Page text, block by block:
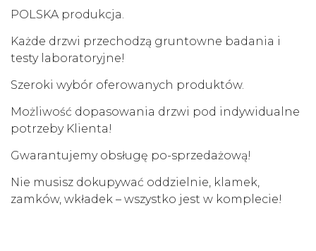
POLSKA produkcja.
Każde drzwi przechodzą gruntowne badania i
testy laboratoryjne!
Szeroki wybór oferowanych produktów.
Możliwość dopasowania drzwi pod indywidualne
potrzeby Klienta!
Gwarantujemy obsługę po-sprzedażową!
Nie musisz dokupywać oddzielnie, klamek,
zamków, wkładek – wszystko jest w komplecie!